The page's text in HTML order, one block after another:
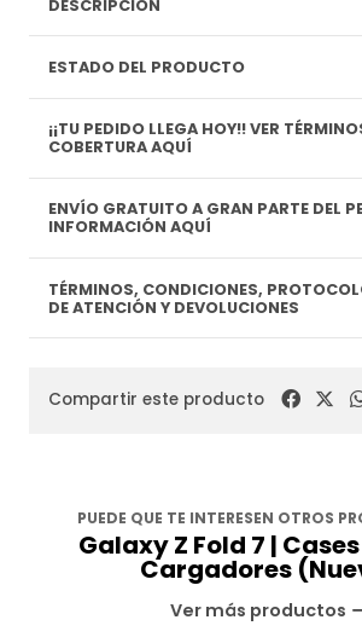
DESCRIPCIÓN
ESTADO DEL PRODUCTO
¡¡TU PEDIDO LLEGA HOY!! VER TÉRMINOS Y
COBERTURA AQUÍ
ENVÍO GRATUITO A GRAN PARTE DEL
INFORMACIÓN AQUÍ
TÉRMINOS, CONDICIONES,
DE ATENCIÓN Y DEVOLUCIONES
Compartir este producto
PUEDE QUE TE INTERESEN OTROS
Galaxy Z Fold 7 |
Cargadores
Ver más productos